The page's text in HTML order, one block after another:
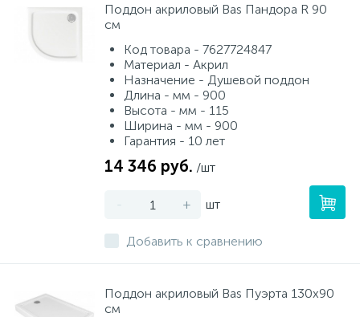
Поддон акриловый Bas Пандора R 90
см
Код товара - 7627724847
Материал - Акрил
Назначение - Душевой поддон
Длина - мм - 900
Высота - мм - 115
Ширина - мм - 900
Гарантия - 10 лет
14 346 руб. /шт
- + шт
Добавить к сравнению
Поддон акриловый Bas Пуэрта 130х90
см